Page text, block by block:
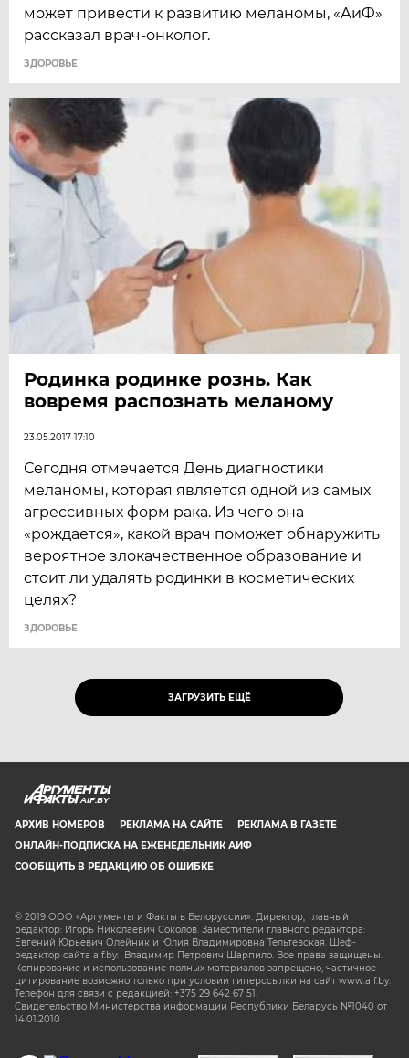
может привести к развитию меланомы, «АиФ»
рассказал врач-онколог.
ЗДОРОВЬЕ
Родинка родинке рознь. Как
вовремя распознать меланому
23.05.2017 17:10
Сегодня отмечается День диагностики
меланомы, которая является одной из самых
агрессивных форм рака. Из чего она
«рождается», какой врач поможет обнаружить
вероятное злокачественное образование и
стоит ли удалять родинки в косметических
целях?
ЗДОРОВЬЕ
ЗАГРУЗИТЬ ЕЩЁ
AIF.BY
АРХИВ НОМЕРОВ РЕКЛАМА НА САЙТЕ
РЕКЛАМА В ГАЗЕТЕ
ОНЛАЙН-ПОДПИСКА НА ЕЖЕНЕДЕЛЬНИК АИФ
СООБЩИТЬ В РЕДАКЦИЮ ОБ ОШИБКЕ
© 2019 ООО «Аргументы и Факты в Белоруссии». Директор, главный
редактор: Игорь Николаевич Соколов. Заместители главного редактора:
Евгений Юрьевич Олейник и Юлия Владимировна Тельтевская. Шеф-
редактор сайта aif.by: Владимир Петрович Шарпило. Все права защищены.
Копирование и использование полных материалов запрещено, частичное
цитирование возможно только при условии гиперссылки на сайт www.aif.by.
Телефон для связи с редакцией: +375 29 642 67 51.
Свидетельство Министерства информации Республики Беларусь №1040 от
14.01.2010